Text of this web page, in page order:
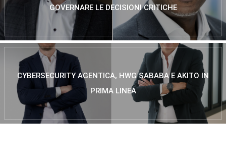
GOVERNARE LE DECISIONI CRITICHE
CYBERSECURITY AGENTICA, HWG SABABA E AKITO IN
PRIMA LINEA